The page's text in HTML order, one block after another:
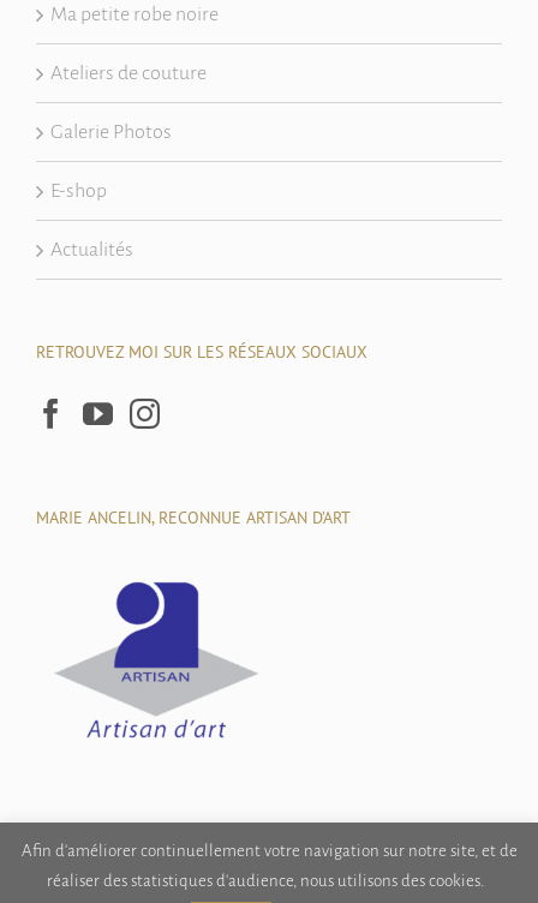
Ma petite robe noire
Ateliers de couture
Galerie Photos
E-shop
Actualités
RETROUVEZ MOI SUR LES RÉSEAUX SOCIAUX
MARIE ANCELIN, RECONNUE ARTISAN D’ART
Afin d'améliorer continuellement votre navigation sur notre site, et de
réaliser des statistiques d'audience, nous utilisons des cookies.